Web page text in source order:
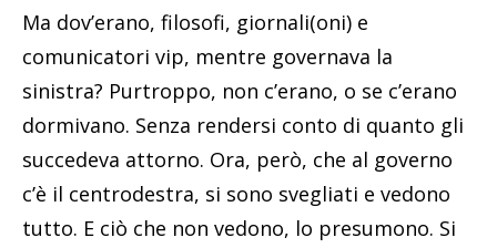
Ma dov’erano, filosofi, giornali(oni) e
comunicatori vip, mentre governava la
sinistra? Purtroppo, non c’erano, o se c’erano
dormivano. Senza rendersi conto di quanto gli
succedeva attorno. Ora, però, che al governo
c’è il centrodestra, si sono svegliati e vedono
tutto. E ciò che non vedono, lo presumono. Si